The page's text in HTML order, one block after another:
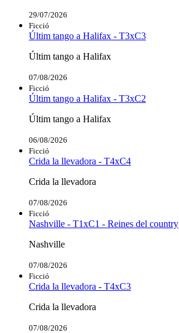
29/07/2026
Ficció
Últim tango a Halifax - T3xC3
Últim tango a Halifax
07/08/2026
Ficció
Últim tango a Halifax - T3xC2
Últim tango a Halifax
06/08/2026
Ficció
Crida la llevadora - T4xC4
Crida la llevadora
07/08/2026
Ficció
Nashville - T1xC1 - Reines del country
Nashville
07/08/2026
Ficció
Crida la llevadora - T4xC3
Crida la llevadora
07/08/2026